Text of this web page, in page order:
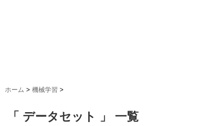
ホーム > 機械学習 >
「 データセット 」 一覧